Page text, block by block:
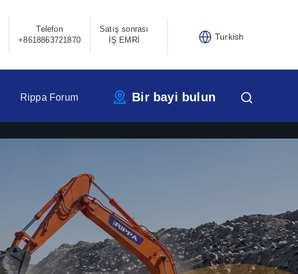
Telefon
+8618863721870
Satış sonrası
İŞ EMRİ
Turkish
Rippa Forum Bir bayi bulun